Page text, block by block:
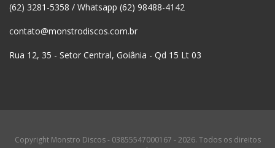
(62) 3281-5358 / Whatsapp (62) 98488-4142
contato@monstrodiscos.com.br
Rua 12, 35 - Setor Central, Goiânia - Qd 15 Lt 03
Copyright Monstro Discos - 03855547000167 - 2026. Todos os direitos